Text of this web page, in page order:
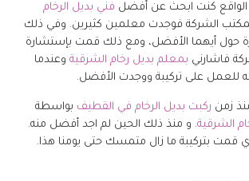
كنت ابحث عن أفضل فني بديل الرخام
لمكتب الشركة فوجدت معلمين كثيرين. وفي ذلك
حول أيهما الأفضل، ومع ذلك قمت بإستشارة
فاشارني بمعلم بديل رخام الشرقية وعندما
للعمل على تركيبة ووجدت الأفضل.
زمن ركبت بديل الرخام في القطيف بواسطة
الشرقية. و منذ ذلك الحين لم اجد أفضل منه.
قمت بتركيبة ما زال متمسك حتى يومنا هذا.